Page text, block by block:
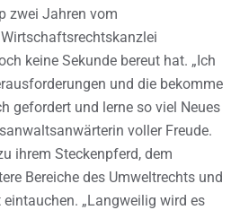
zwei Jahren vom
keine Sekunde bereut hat. „Ich
und die bekomme
gefordert und lerne so viel Neues
voller Freude.
ihrem Steckenpferd, dem
Bereiche des Umweltrechts und
„Langweilig wird es